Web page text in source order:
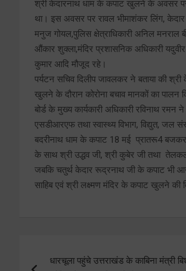
श्री केदारनाथ धाम के कपाट खुलने के अवसर पर
था। इस अवसर पर रावल भीमाशंकर लिंग, केदार
मनुज गोयल,पुलिस क्षेत्राधिकारी अनिल मनराल
औंकार शुक्ला,मंदिर प्रशासनिक अधिकारी यदुवीर
कुमार आदि मौजूद रहे।
पर्यटन सचिव दिलीप जावलकर ने बताया की
खुलने के दौरान कोरोना बचाव मानकों का पालन
बोर्ड के मुख्य कार्यकारी अधिकारी रविनाथ
एसडीआरएफ तथा स्वास्थ्य विभाग, विद्युत, जल
बदरीनाथ धाम के कपाट 18 मई प्रातरू4 बजकर
के साथ श्री उद्धव जी, श्री कुबेर जी तथा
जबकि चतुर्थ केदार रूद्रनाथ जी के कपाट भी
साहिब एवं श्री लक्ष्मण मंदिर के कपाट खुलने की
धारचूला पहुंचे उत्तराखंड के काबिना मंत्री